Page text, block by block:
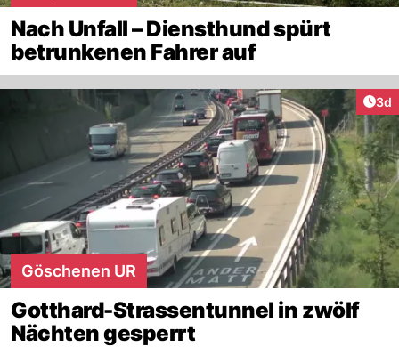
Nach Unfall – Diensthund spürt
betrunkenen Fahrer auf
3d
Göschenen UR
Gotthard-Strassentunnel in zwölf
Nächten gesperrt